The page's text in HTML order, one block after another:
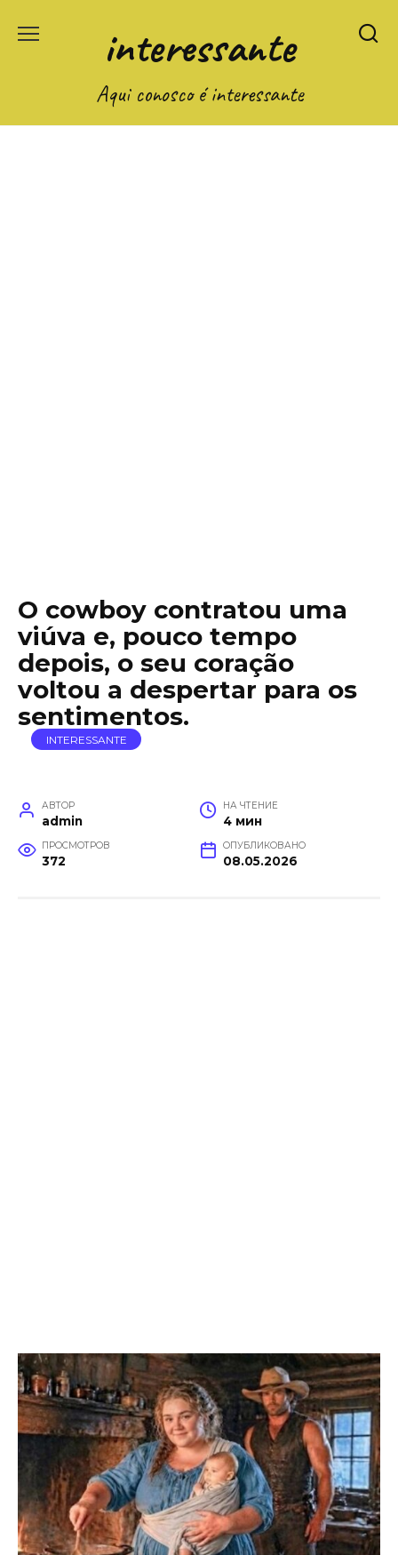
interessante
Aqui conosco é interessante
O cowboy contratou uma
viúva e, pouco tempo
depois, o seu coração
voltou a despertar para os
sentimentos.
INTERESSANTE
АВТОР
admin
НА ЧТЕНИЕ
4 мин
ПРОСМОТРОВ
372
ОПУБЛИКОВАНО
08.05.2026